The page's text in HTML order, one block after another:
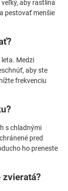
aby rastlina
pestovať menšie
Medzi
aby ste
frekvenciu
s chladnými
pred
ho preneste